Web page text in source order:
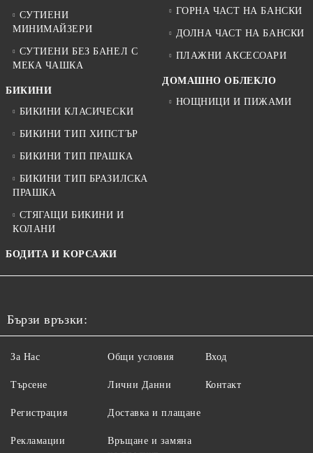
СУТИЕНИ
МИНИМАЙЗЕРИ
СУТИЕНИ БЕЗ БАНЕЛ С
МЕКА ЧАШКА
БИКИНИ
БИКИНИ КЛАСИЧЕСКИ
БИКИНИ ТИП ХИПСТЪР
БИКИНИ ТИП ПРАШКА
БИКИНИ ТИП БРАЗИЛСКА
ПРАШКА
СТЯГАЩИ БИКИНИ И
КОЛАНИ
БОДИТА И КОРСАЖИ
ГОРНА ЧАСТ НА БАНСКИ
ДОЛНА ЧАСТ НА БАНСКИ
ПЛАЖНИ АКСЕСОАРИ
ДОМАШНО ОБЛЕКЛО
НОЩНИЦИ И ПИЖАМИ
Бързи връзки:
За Нас
Търсене
Регистрация
Рекламации
Общи условия
Лични Данни
Доставка и плащане
Връщане и замяна
Вход
Контакт